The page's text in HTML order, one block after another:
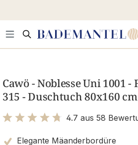
Cawö - Noblesse Uni 1001 -
315 - Duschtuch 80x160 cm
4.7 aus 58
Elegante Mäanderbordüre